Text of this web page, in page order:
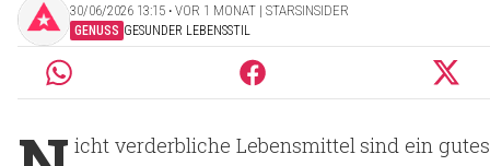
30/06/2026 13:15 ‧ VOR 1 MONAT | STARSINSIDER
GENUSS GESUNDER LEBENSSTIL
icht verderbliche Lebensmittel sind ein gutes